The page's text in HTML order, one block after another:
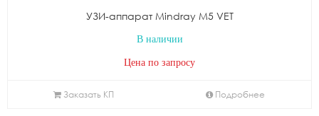
УЗИ-аппарат Mindray М5 VET
В наличии
Цена по запросу
Заказать КП Подробнее